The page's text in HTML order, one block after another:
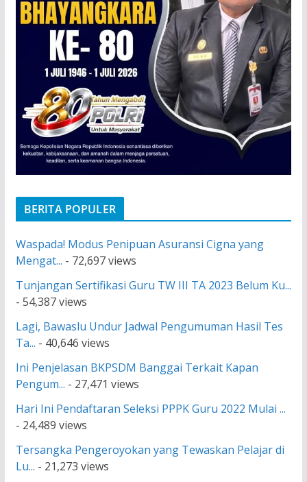
BERITA POPULER
Waspada! Modus Penipuan Asuransi Cigna yang
Mengat... - 72,697 views
Tunjangan Sertifikasi Guru TW III TA 2023 Belum Ku...
- 54,387 views
Lagi, Bawaslu Undur Jadwal Pengumuman Hasil Tes
Ta... - 40,646 views
Ini Penjelasan BKPSDM Banggai Terkait Kapan
Pengum... - 27,471 views
Hari Ini Pendaftaran Seleksi PPPK Guru 2022 Mulai ...
- 24,489 views
Tersangka Pengeroyokan yang Tewaskan Pelajar di
Lu... - 21,273 views